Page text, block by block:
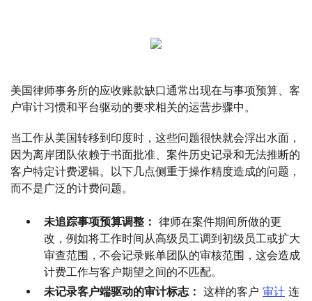
美国律师事务所的应收账款缺口通常出现在与事项预算、客
户审计习惯和平台驱动的要求相关的运营步骤中。
当工作从美国转移到印度时，这些问题很快就会浮出水面，
因为离岸团队依赖于书面批准、案件历史记录和无法推断的
客户特定计费逻辑。以下几点侧重于操作精度造成的问题，
而不是广泛的计费问题。
未追踪事项预算调整： 律师在案件期间所做的更
改，例如将工作时间从高级员工调到初级员工或扩大
审查范围，不会记录账单团队的审核范围，这会造成
计费工作与客户期望之间的不匹配。
未记录客户端驱动的审计标志： 这样的客户 审计 连